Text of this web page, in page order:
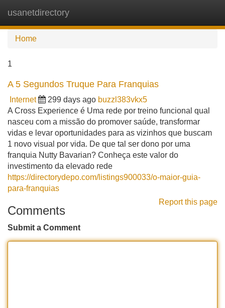
usanetdirectory
Home
1
A 5 Segundos Truque Para Franquias
Internet 299 days ago buzzl383vkx5
A Cross Experience é Uma rede por treino funcional qual
nasceu com a missão do promover saúde, transformar
vidas e levar oportunidades para as vizinhos que buscam
1 novo visual por vida. De que tal ser dono por uma
franquia Nutty Bavarian? Conheça este valor do
investimento da elevado rede
https://directorydepo.com/listings900033/o-maior-guia-
para-franquias
Report this page
Comments
Submit a Comment